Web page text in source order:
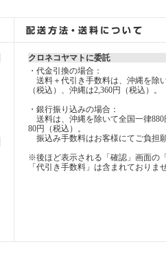
クロネコヤマトに委託
・代金引換の場合：
送料＋代引き手数料は、沖縄を除
（税込）、沖縄は2,360円（税込）。
・銀行振り込みの場合：
送料は、沖縄を除いて全国一律880
80円（税込）。
振込み手数料はお客様にてご負担願
※後ほど表示される「確認」画面の
「代引き手数料」は含まれておりませ